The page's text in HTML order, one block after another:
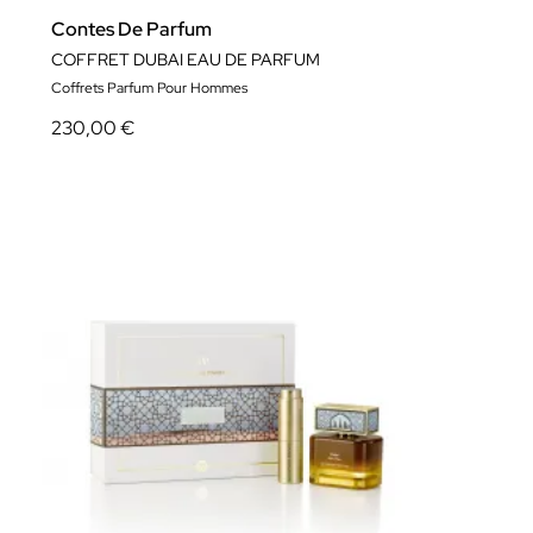
Contes De Parfum
COFFRET DUBAI EAU DE PARFUM
Coffrets Parfum Pour Hommes
230,00 €